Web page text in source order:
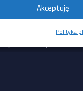
Akceptuję
Polityka
poleceń